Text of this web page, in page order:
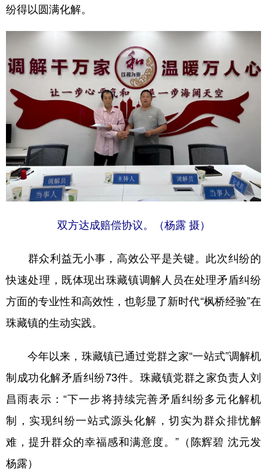
纷得以圆满化解。
双方达成赔偿协议。（杨露 摄）
群众利益无小事，高效公平是关键。此次纠纷的
快速处理，既体现出珠藏镇调解人员在处理矛盾纠纷
方面的专业性和高效性，也彰显了新时代“枫桥经验”在
珠藏镇的生动实践。
今年以来，珠藏镇已通过党群之家“一站式”调解机
制成功化解矛盾纠纷73件。珠藏镇党群之家负责人刘
昌雨表示：“下一步将持续完善矛盾纠纷多元化解机
制，实现纠纷一站式源头化解，切实为群众排忧解
难，提升群众的幸福感和满意度。”（陈辉碧 沈元发
杨露）